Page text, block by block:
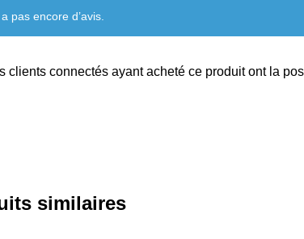
a pas encore d’avis.
clients connectés ayant acheté ce produit ont la
similaires